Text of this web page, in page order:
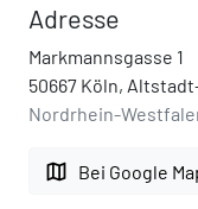
Adresse
Markmannsgasse 1
50667 Köln,
Nordrhein-
map Bei Google